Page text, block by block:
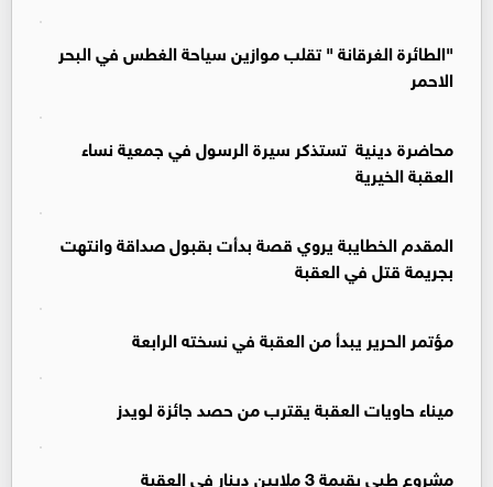
"الطائرة الغرقانة " تقلب موازين سياحة الغطس في البحر
الاحمر
محاضرة دينية تستذكر سيرة الرسول في جمعية نساء
العقبة الخيرية
المقدم الخطايبة يروي قصة بدأت بقبول صداقة وانتهت
بجريمة قتل في العقبة
مؤتمر الحرير يبدأ من العقبة في نسخته الرابعة
ميناء حاويات العقبة يقترب من حصد جائزة لويدز
مشروع طبي بقيمة 3 ملايين دينار في العقبة